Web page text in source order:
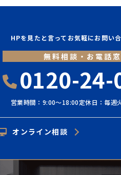
HPを見たと言ってお気軽にお問い
無料相談・お電話
0120-24-
営業時間：9:00〜18:00定休日：毎週
オンライン相談